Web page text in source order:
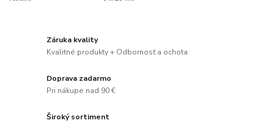
Záruka kvality
Kvalitné produkty + Odbornosť a ochota
Doprava zadarmo
Pri nákupe nad 90 €
Široký sortiment